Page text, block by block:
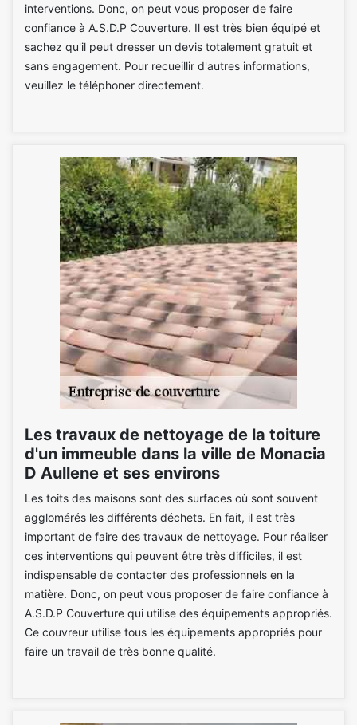
interventions. Donc, on peut vous proposer de faire
confiance à A.S.D.P Couverture. Il est très bien équipé et
sachez qu'il peut dresser un devis totalement gratuit et
sans engagement. Pour recueillir d'autres informations,
veuillez le téléphoner directement.
Les travaux de nettoyage de la toiture
d'un immeuble dans la ville de Monacia
D Aullene et ses environs
Les toits des maisons sont des surfaces où sont souvent
agglomérés les différents déchets. En fait, il est très
important de faire des travaux de nettoyage. Pour réaliser
ces interventions qui peuvent être très difficiles, il est
indispensable de contacter des professionnels en la
matière. Donc, on peut vous proposer de faire confiance à
A.S.D.P Couverture qui utilise des équipements appropriés.
Ce couvreur utilise tous les équipements appropriés pour
faire un travail de très bonne qualité.